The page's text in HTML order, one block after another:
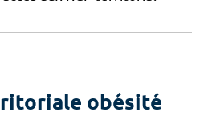
obésité